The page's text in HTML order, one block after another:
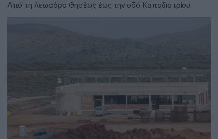
Από τη Λεωφόρο Θησέως έως την οδό Καποδιστρίου